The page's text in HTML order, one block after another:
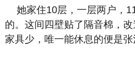
她家住10层，一层两户，
的。这间四壁贴了隔音棉，
家具少，唯一能休息的便是张